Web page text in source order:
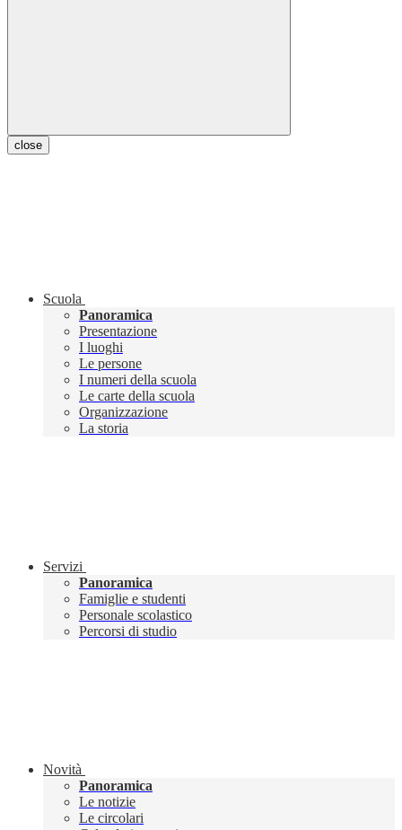
close
Scuola
Panoramica
Presentazione
I luoghi
Le persone
I numeri della scuola
Le carte della scuola
Organizzazione
La storia
Servizi
Panoramica
Famiglie e studenti
Personale scolastico
Percorsi di studio
Novità
Panoramica
Le notizie
Le circolari